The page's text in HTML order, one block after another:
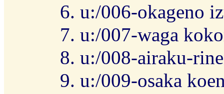
u:/006-okageno
u:/007-waga
u:/008-airaku-
u:/009-osaka